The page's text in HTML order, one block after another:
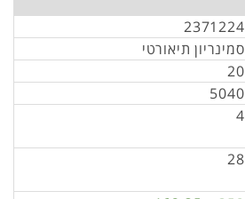
2371224
סמינריון תיאורטי
20
5040
4
28